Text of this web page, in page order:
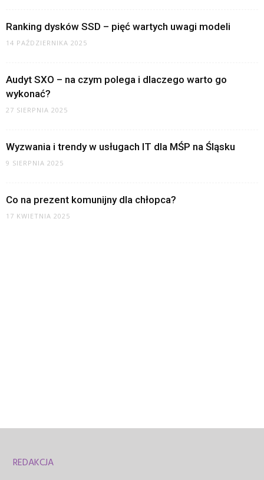
Ranking dysków SSD – pięć wartych uwagi modeli
14 PAŹDZIERNIKA 2025
Audyt SXO – na czym polega i dlaczego warto go
wykonać?
27 SIERPNIA 2025
Wyzwania i trendy w usługach IT dla MŚP na Śląsku
9 SIERPNIA 2025
Co na prezent komunijny dla chłopca?
17 KWIETNIA 2025
REDAKCJA